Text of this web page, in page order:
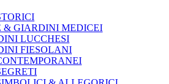
& GIARDINI MEDICEI
LUCCHESI
FIESOLANI